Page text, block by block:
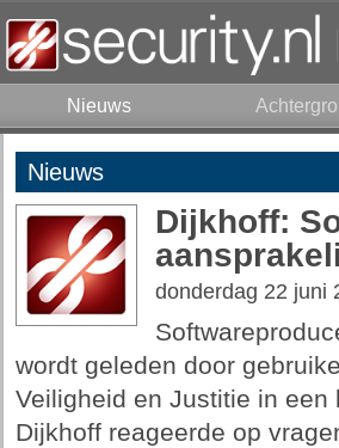
Nieuws
Nieuws
Dijkhoff:
donderdag 22 juni
wordt geleden door
Veiligheid en Justitie in een
Dijkhoff reageerde op